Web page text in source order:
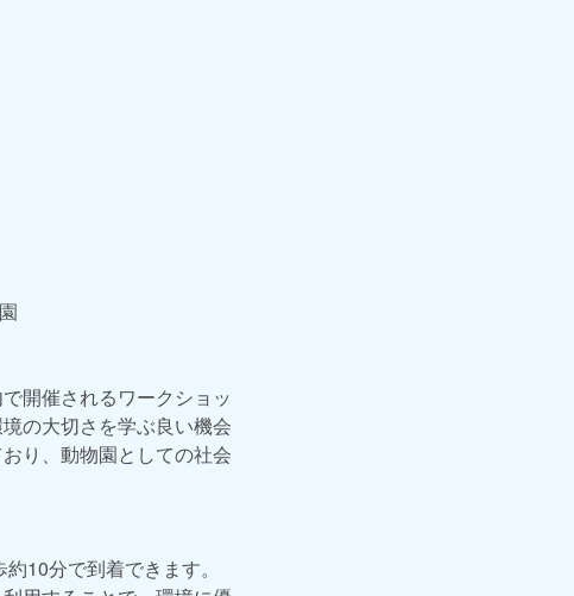
開催されるワークショッ
の大切さを学ぶ良い機会
り、動物園としての社会
10分で到着できます。